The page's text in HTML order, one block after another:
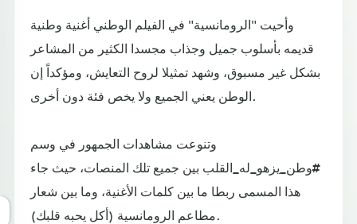
وأحيت "الرومانسية" في الفيلم الوطني أغنية وطنية
قديمه بأسلوب جميل وجذاب مجسدا الكثير من المشاعر
بشكل غير مسبوق، وشهد تمثيلا لروح التعايش، ومؤكداً إن
الوطن يعني الجميع ولا يخص فئة دون أخرى.
وتنوعت مشاهدات الجمهور في وسم
#وطن_يزهو_له_القلب بين جميع تلك المنصات، حيث جاء
هذا المسمى ربطا ما بين كلمات الأغنية، وما بين شعار
مطاعم الرومانسية (أكل يحبه قلبك).